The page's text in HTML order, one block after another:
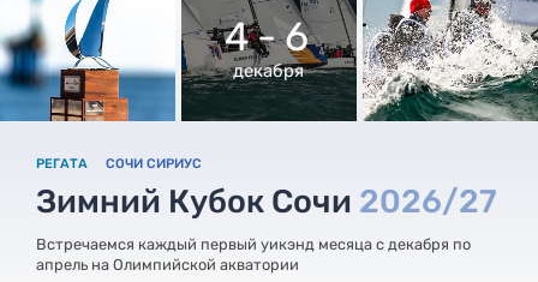
4 - 6
декабря
РЕГАТА СОЧИ СИРИУС
Зимний Кубок Сочи 2026/27
Встречаемся каждый первый уикэнд месяца с декабря по
апрель на Олимпийской акватории